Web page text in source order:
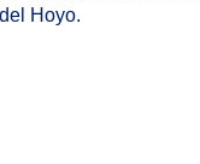
Hoyo.